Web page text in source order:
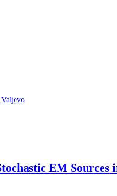
Valjevo
EM